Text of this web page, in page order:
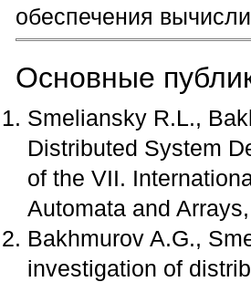
обеспечения
Основные
Smeliansky R.L.,
Distributed System
of the VII.
Automata and
Bakhmurov A.G.,
investigation of